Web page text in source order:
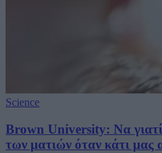
Science
Brown University: Να γιατί
των ματιών όταν κάτι μας